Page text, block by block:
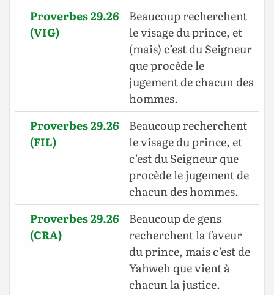
Proverbes 29.26
(VIG)
Beaucoup recherchent
le visage du prince, et
(mais) c’est du Seigneur
que procède le
jugement de chacun des
hommes.
Proverbes 29.26
(FIL)
Beaucoup recherchent
le visage du prince, et
c’est du Seigneur que
procède le jugement de
chacun des hommes.
Proverbes 29.26
(CRA)
Beaucoup de gens
recherchent la faveur
du prince, mais c’est de
Yahweh que vient à
chacun la justice.